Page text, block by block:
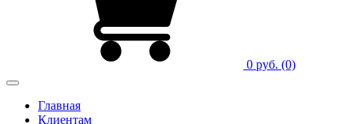
0 руб. (0)
Главная
Клиентам